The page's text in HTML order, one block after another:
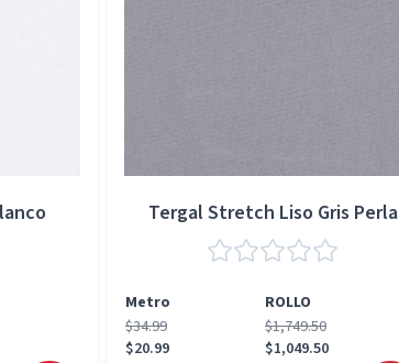
Tergal Stretch Liso Gris Perla
Metro
ROLLO
$34.99
$20.99
$1,749.50
$1,049.50